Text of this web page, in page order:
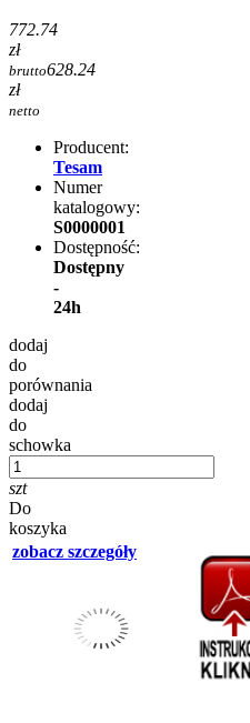
772.74
zł
brutto628.24
zł
netto
Producent:
Tesam
Numer
katalogowy:
S0000001
Dostępność:
Dostępny
-
24h
dodaj
do
porównania
dodaj
do
schowka
szt
Do
koszyka
zobacz szczegóły